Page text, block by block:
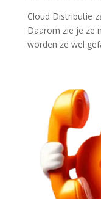
Cloud Distributie
Daarom zie je ze
worden ze wel